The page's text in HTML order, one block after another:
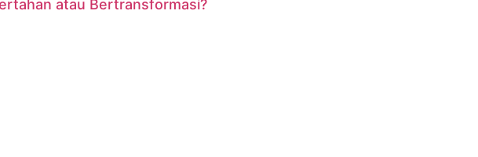
atau Bertransformasi?